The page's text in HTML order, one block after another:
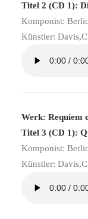
Titel 2 (CD 1):
Komponist:
Künstler:
Werk: Requiem
Titel 3 (CD 1):
Komponist:
Künstler: